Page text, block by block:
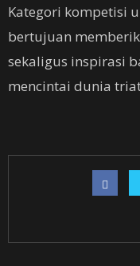
Kategori kompetisi
bertujuan
sekaligus inspirasi
mencintai dunia